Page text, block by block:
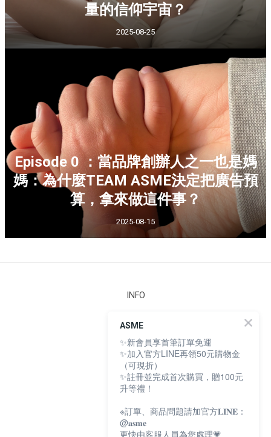
量的信仰宇宙？
2025-08-25
Episode 0 ：當品牌創辦人之一也是媽
媽：為什麼TEAM ASME決定把廣告預
算，拿來做這件事？
2025-08-15
INFO
安心檢測
條款與細則
隱私權政策
個人資料保護法
165 防詐騙聲明
ASME
ASME
✨新會員享首筆訂單免運
✨加入官方LINE再領50元購物金
（可現折）
✨註冊並完成首次購買，贈100元
升等禮！
※訂單、商品問題請加官方𝐋𝐈𝐍𝐄：
@𝐚𝐬𝐦𝐞
更快由客服人員為您處理💗